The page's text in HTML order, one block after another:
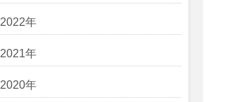
2022年
2021年
2020年